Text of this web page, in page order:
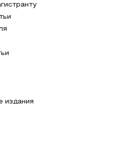
издания